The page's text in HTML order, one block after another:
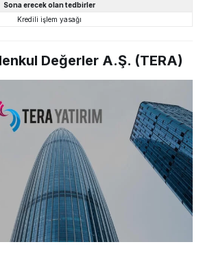
Sona erecek olan tedbirler
Kredili işlem yasağı
Değerler A.Ş. (TERA)